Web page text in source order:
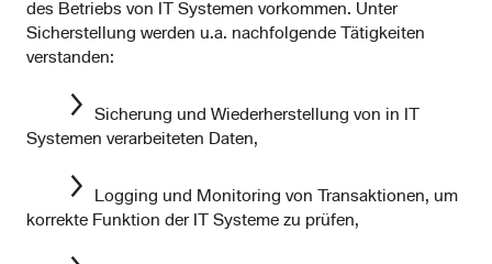
des Betriebs von IT Systemen vorkommen. Unter
Sicherstellung werden u.a. nachfolgende Tätigkeiten
verstanden:
Sicherung und Wiederherstellung von in IT
Systemen verarbeiteten Daten,
Logging und Monitoring von Transaktionen, um
korrekte Funktion der IT Systeme zu prüfen,